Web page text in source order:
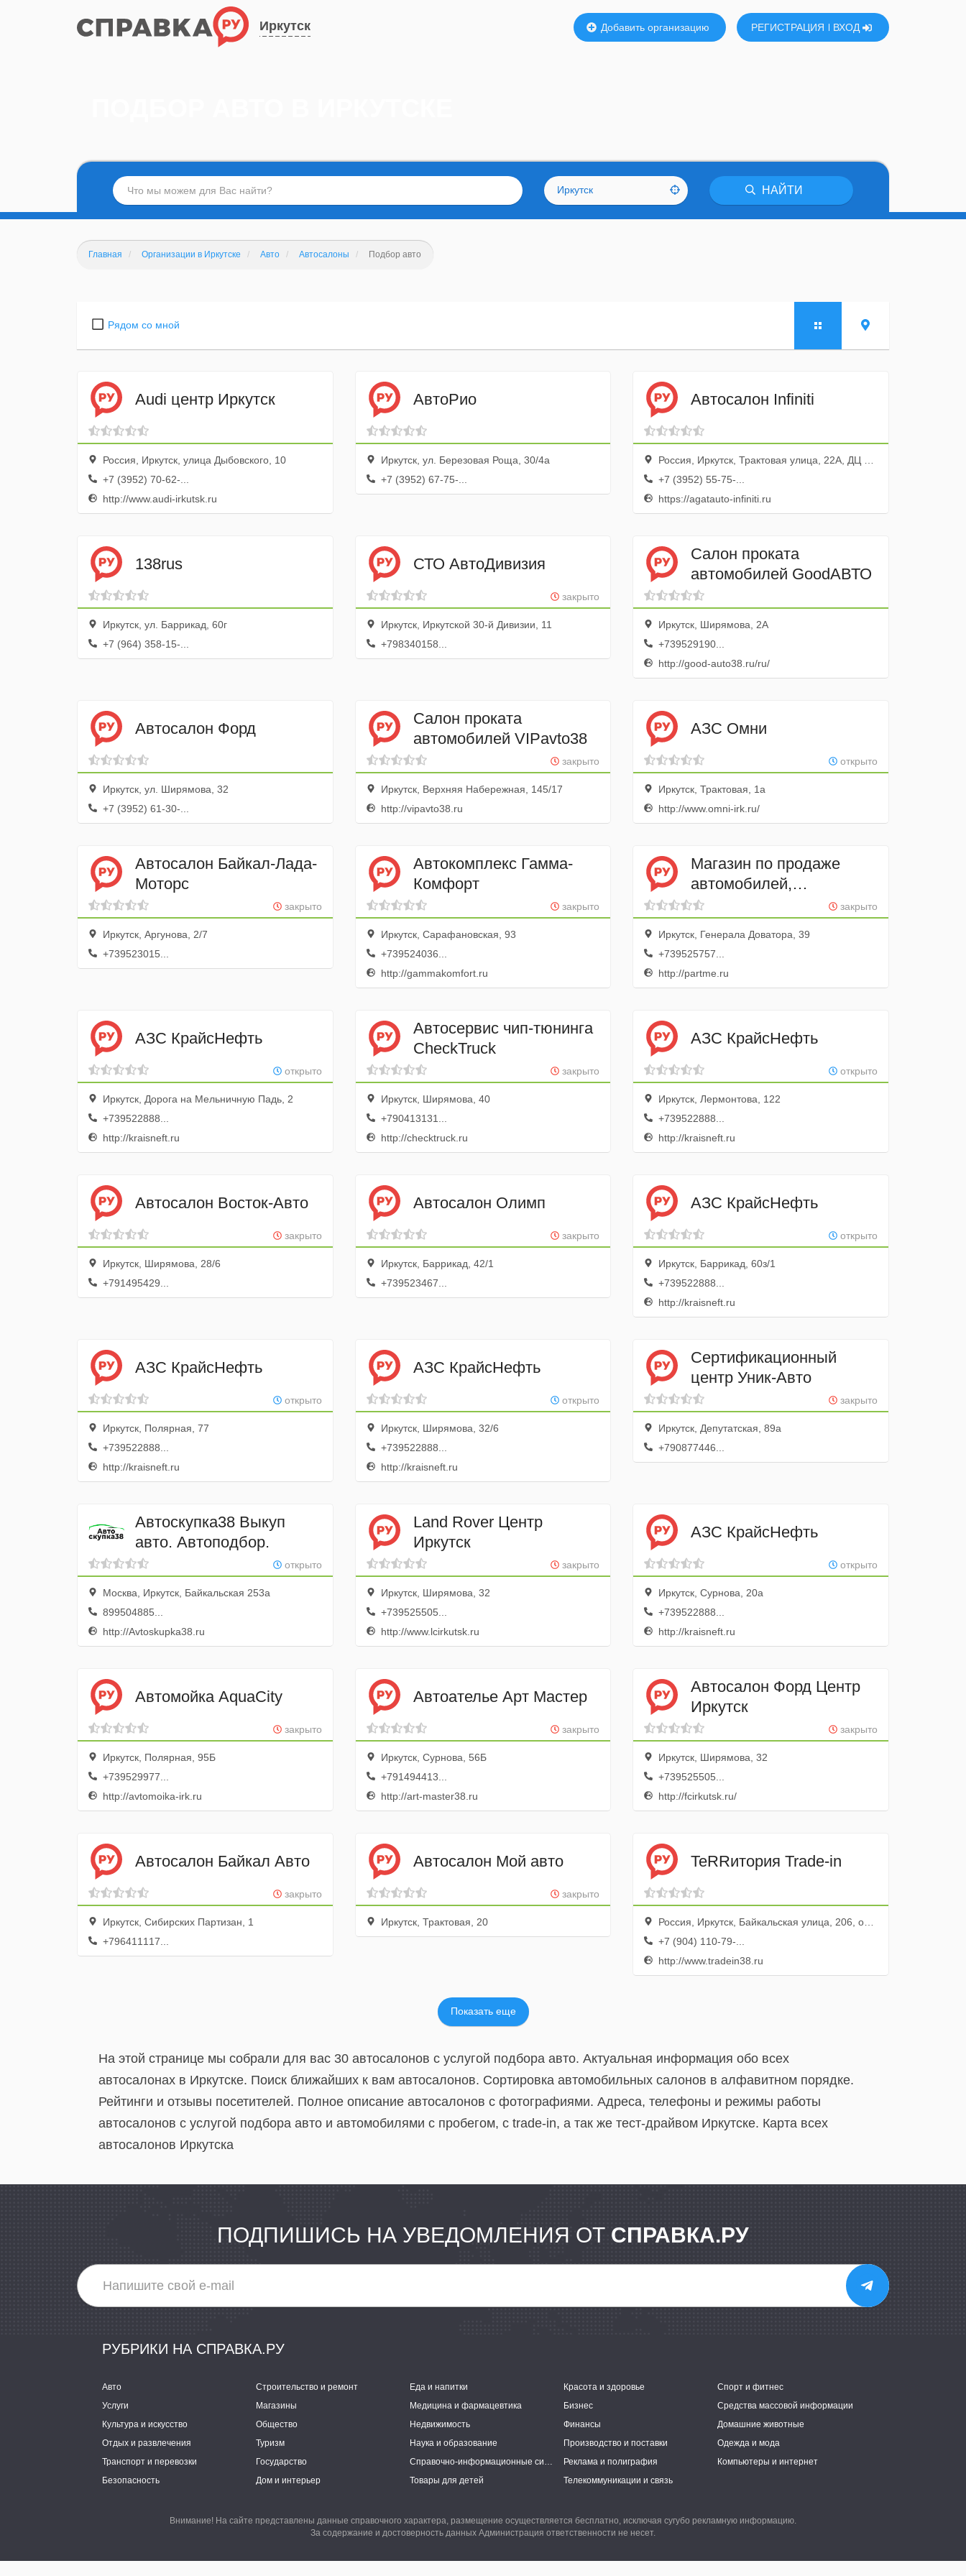
Иркутск Добавить организацию РЕГИСТРАЦИЯ ВХОД
Иркутск НАЙТИ
Главная Организации в Иркутске Авто Автосалоны Подбор авто
Рядом со мной
Audi центр Иркутск
Россия, Иркутск, улица Дыбовского, 10
+7 (3952) 70-62-...
http://www.audi-irkutsk.ru
АвтоРио
Иркутск, ул. Березовая Роща, 30/4а
+7 (3952) 67-75-...
Автосалон Infiniti
Россия, Иркутск, Трактовая улица, 22А, ДЦ Nissan
+7 (3952) 55-75-...
https://agatauto-infiniti.ru
138rus
Иркутск, ул. Баррикад, 60г
+7 (964) 358-15-...
СТО АвтоДивизия
закрыто
Иркутск, Иркутской 30-й Дивизии, 11
+798340158...
Салон проката
автомобилей GoodАВТО
Иркутск, Ширямова, 2А
+739529190...
http://good-auto38.ru/ru/
Автосалон Форд
Иркутск, ул. Ширямова, 32
+7 (3952) 61-30-...
Салон проката
автомобилей VIPavto38
закрыто
Иркутск, Верхняя Набережная, 145/17
http://vipavto38.ru
АЗС Омни
открыто
Иркутск, Трактовая, 1а
http://www.omni-irk.ru/
Автосалон Байкал-Лада-
Моторс
закрыто
Иркутск, Аргунова, 2/7
+739523015...
Автокомплекс Гамма-
Комфорт
закрыто
Иркутск, Сарафановская, 93
+739524036...
http://gammakomfort.ru
Магазин по продаже
автомобилей,
автоаксессуаров
и автозапчастей Партми
закрыто
Иркутск, Генерала Доватора, 39
+739525757...
http://partme.ru
АЗС КрайсНефть
открыто
Иркутск, Дорога на Мельничную Падь, 2
+739522888...
http://kraisneft.ru
Автосервис чип-тюнинга
CheckTruck
закрыто
Иркутск, Ширямова, 40
+790413131...
http://checktruck.ru
АЗС КрайсНефть
открыто
Иркутск, Лермонтова, 122
+739522888...
http://kraisneft.ru
Автосалон Восток-Авто
закрыто
Иркутск, Ширямова, 28/6
+791495429...
Автосалон Олимп
закрыто
Иркутск, Баррикад, 42/1
+739523467...
АЗС КрайсНефть
открыто
Иркутск, Баррикад, 60з/1
+739522888...
http://kraisneft.ru
АЗС КрайсНефть
открыто
Иркутск, Полярная, 77
+739522888...
http://kraisneft.ru
АЗС КрайсНефть
открыто
Иркутск, Ширямова, 32/6
+739522888...
http://kraisneft.ru
Сертификационный
центр Уник-Авто
закрыто
Иркутск, Депутатская, 89а
+790877446...
Автоскупка38 Выкуп
авто. Автоподбор.
открыто
Москва, Иркутск, Байкальская 253а
899504885...
http://Avtoskupka38.ru
Land Rover Центр
Иркутск
закрыто
Иркутск, Ширямова, 32
+739525505...
http://www.lcirkutsk.ru
АЗС КрайсНефть
открыто
Иркутск, Сурнова, 20а
+739522888...
http://kraisneft.ru
Автомойка AquaCity
закрыто
Иркутск, Полярная, 95Б
+739529977...
http://avtomoika-irk.ru
Автоателье Арт Мастер
закрыто
Иркутск, Сурнова, 56Б
+791494413...
http://art-master38.ru
Автосалон Форд Центр
Иркутск
закрыто
Иркутск, Ширямова, 32
+739525505...
http://fcirkutsk.ru/
Автосалон Байкал Авто
закрыто
Иркутск, Сибирских Партизан, 1
+796411117...
Автосалон Мой авто
закрыто
Иркутск, Трактовая, 20
TeRRитория Trade-in
Россия, Иркутск, Байкальская улица, 206, оф. 614
+7 (904) 110-79-...
http://www.tradein38.ru
Показать еще
На этой странице мы собрали для вас 30 автосалонов с услугой подбора авто. Актуальная информация обо всех
автосалонах в Иркутске. Поиск ближайших к вам автосалонов. Сортировка автомобильных салонов в алфавитном порядке.
Рейтинги и отзывы посетителей. Полное описание автосалонов с фотографиями. Адреса, телефоны и режимы работы
автосалонов с услугой подбора авто и автомобилями с пробегом, с trade-in, а так же тест-драйвом Иркутске. Карта всех
автосалонов Иркутска
ПОДПИШИСЬ НА УВЕДОМЛЕНИЯ ОТ СПРАВКА.РУ
РУБРИКИ НА СПРАВКА.РУ
Авто Строительство и ремонт Еда и напитки Красота и здоровье
Спорт и фитнес
Услуги
Магазины Медицина и фармацевтика Бизнес
Средства массовой информации
Культура и искусство
Общество Недвижимость Финансы
Домашние животные
Отдых и развлечения
Туризм Наука и образование Производство и поставки
Одежда и мода
Транспорт и перевозки
Государство Справочно-информационные системы Реклама и полиграфия
Компьютеры и интернет
Безопасность
Дом и интерьер Товары для детей Телекоммуникации и связь
Внимание! На сайте представлены данные справочного характера, размещение осуществляется бесплатно, исключая сугубо рекламную информацию.
За содержание и достоверность данных Администрация ответственности не несет.